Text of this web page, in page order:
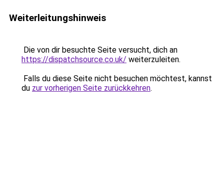
Weiterleitungshinweis
Die von dir besuchte Seite versucht, dich an
https://dispatchsource.co.uk/ weiterzuleiten.
Falls du diese Seite nicht besuchen möchtest, kannst
du zur vorherigen Seite zurückkehren.